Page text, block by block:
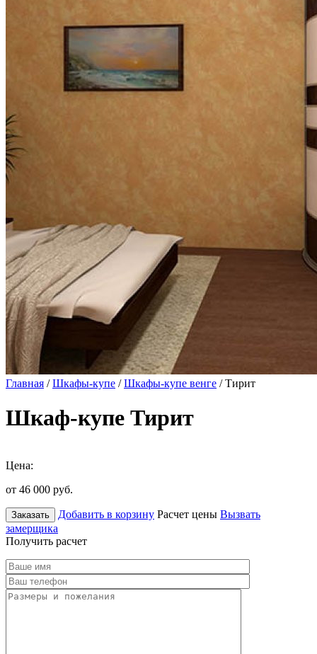
Главная /Шкафы-купе /Шкафы-купе венге / Тирит
Шкаф-купе Тирит
Цена:
от 46 000 руб.
Заказать Добавить в корзину Расчет цены Вызвать
замерщика
Получить расчет